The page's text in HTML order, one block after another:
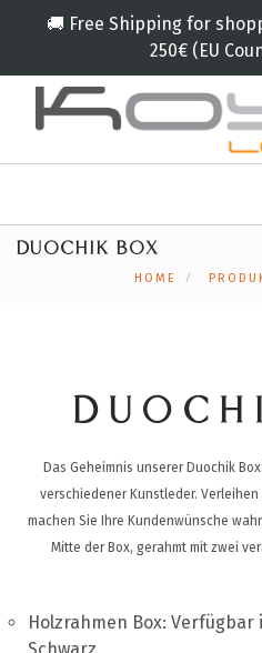
🚚 Free Shipping for
250€ (EU
ANMELDEFORMULAR
KAMPAGNE
BLOG
KONTAKT
DUOCHIK BOX
HOME
Das Geheimnis unserer Duochik
verschiedener Kunstleder.
machen Sie Ihre Kundenwünsche
Mitte der Box, gerahmt mit zwei
Holzrahmen Box: Verfügbar